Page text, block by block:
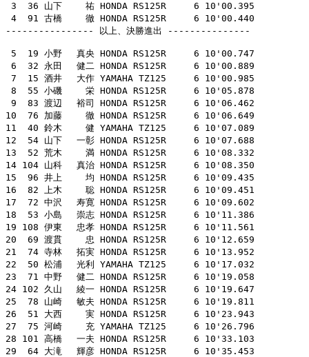
3  36 山下　　 祐 HONDA RS125R     6 10'00.395
4  91 古橋　　 徹 HONDA RS125R     6 10'00.440
---------------- 以上、決勝進出 ---------------
5  19 小野　 真央 HONDA RS125R     6 10'00.747
6  32 永田　 健二 HONDA RS125R     6 10'00.889
7  15 酒井　 大作 YAMAHA TZ125     6 10'00.985
8  55 小磯　　 栄 HONDA RS125R     6 10'05.878
9  83 渡辺　 裕司 HONDA RS125R     6 10'06.462
10  76 加藤　　 徹 HONDA RS125R     6 10'06.649
11  40 鈴木　　 健 YAMAHA TZ125     6 10'07.089
12  54 山下　 一彰 HONDA RS125R     6 10'07.688
13  52 荒木　　 満 HONDA RS125R     6 10'08.332
14 104 山科　 真治 HONDA RS125R     6 10'08.350
15  96 井上　　 均 HONDA RS125R     6 10'09.435
16  82 上木　　 聡 HONDA RS125R     6 10'09.451
17  72 中沢　 寿寛 HONDA RS125R     6 10'09.602
18  53 小島　 崇志 HONDA RS125R     6 10'11.386
19 108 伊東　 忠孝 HONDA RS125R     6 10'11.561
20  69 渡貫　　 忠 HONDA RS125R     6 10'12.659
21  74 寺林　 拓実 HONDA RS125R     6 10'13.952
22  50 松浦　 光利 YAMAHA TZ125     6 10'17.032
23  71 中野　 健二 HONDA RS125R     6 10'19.058
24 102 久山　 綾一 HONDA RS125R     6 10'19.647
25  78 山崎　 敏夫 HONDA RS125R     6 10'19.811
26  51 大西　　 実 HONDA RS125R     6 10'23.943
27  75 河崎　　 充 YAMAHA TZ125     6 10'26.796
28 101 高橋　 一夫 HONDA RS125R     6 10'33.103
29  64 大滝　 輝彦 HONDA RS125R     6 10'35.453